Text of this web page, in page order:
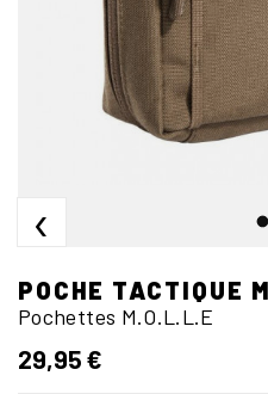
‹
POCHE TACTIQUE
Pochettes M.O.L.L.E
29,95 €